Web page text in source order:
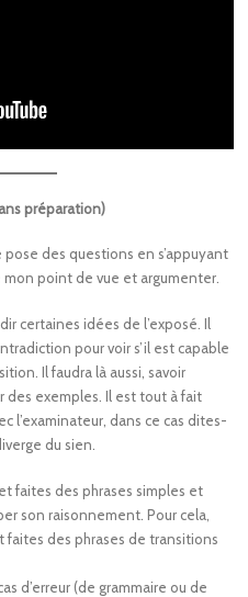
préparation)
des questions en s’appuyant
mon point de vue et argumenter.
certaines idées de l’exposé. Il
pour voir s’il est capable
Il faudra là aussi, savoir
des exemples. Il est tout à fait
l’examinateur, dans ce cas dites-
du sien.
faites des phrases simples et
son raisonnement. Pour cela,
des phrases de transitions
d’erreur (de grammaire ou de